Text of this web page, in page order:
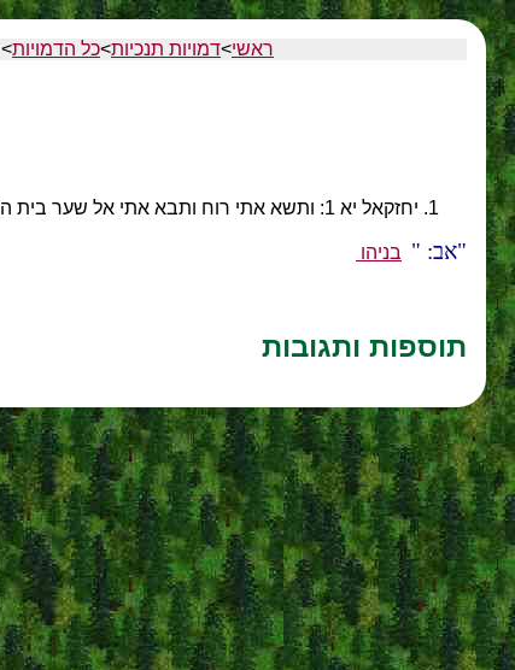
ראשי>דמויות תנכיות>כל הדמויות>
יחזקאל יא 1: ותשא אתי רוח ותבא אתי אל שער בית ה' הקדמוני הפונה קדימה והנה בפתח השער עשרים וחמשה איש ואראה בתוכם את יאזניה בן עזר ואת פלטיהו בן בניהו שרי העם.
אב: בניהו
תוספות ותגובות